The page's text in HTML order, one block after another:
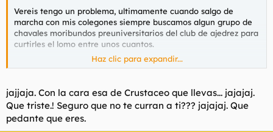
Vereis tengo un problema, ultimamente cuando salgo de
marcha con mis colegones siempre buscamos algun grupo de
chavales moribundos preuniversitarios del club de ajedrez para
curtirles el lomo entre unos cuantos.
El problema consiste en que cada gafa que rompo a puñetazos
y no se que hacer que alguna cerda sidosa y pajeroforil me
ayude plis de los plises.
Haz clic para expandir...
jajjaja. Con la cara esa de Crustaceo que llevas... jajajaj.
Que triste.! Seguro que no te curran a ti??? jajajaj. Que
pedante que eres.